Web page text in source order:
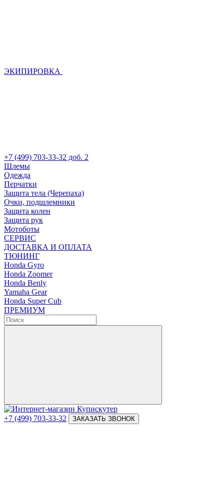
ЭКИПИРОВКА
+7 (499) 703-33-32 доб. 2
Шлемы
Одежда
Перчатки
Защита тела (Черепаха)
Очки, подшлемники
Защита колен
Защита рук
Мотоботы
СЕРВИС
ДОСТАВКА И ОПЛАТА
ТЮНИНГ
Honda Gyro
Honda Zoomer
Honda Benly
Yamaha Gear
Honda Super Cub
ПРЕМИУМ
+7 (499) 703-33-32 ЗАКАЗАТЬ ЗВОНОК